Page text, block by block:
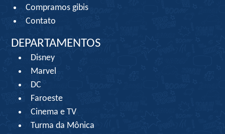
Compramos gibis
Contato
DEPARTAMENTOS
Disney
Marvel
DC
Faroeste
Cinema e TV
Turma da Mônica